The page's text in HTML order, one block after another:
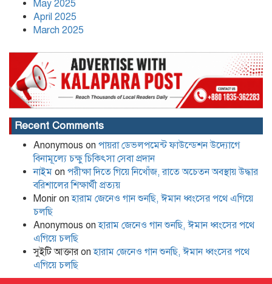
নতুন নেতৃত্বে পায়রাঃ সভাপতি মোঃ রফিকুল,
সাধারণ সম্পাদক দ্বীপ ঢালী
২০২৬-২০২৭ কমিটি গঠন
May 2025
April 2025
March 2025
Recent Comments
Anonymous on পায়রা ডেভলপমেন্ট ফাউন্ডেশন উদ্যোগে
বিনামূল্যে চক্ষু চিকিৎসা সেবা প্রদান
নাইম on পরীক্ষা দিতে গিয়ে নিখোঁজ, রাতে অচেতন অবস্থায় উদ্ধার
বরিশালের শিক্ষার্থী প্রত্যয়
Monir onহারাম জেনেও গান শুনছি, ঈমান ধ্বংসের পথে এগিয়ে
চলছি
Anonymous onহারাম জেনেও গান শুনছি, ঈমান ধ্বংসের পথে
এগিয়ে চলছি
সুইটি আক্তার onহারাম জেনেও গান শুনছি, ঈমান ধ্বংসের পথে
এগিয়ে চলছি